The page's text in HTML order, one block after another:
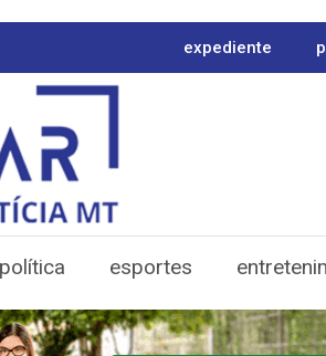
expediente
política esportes